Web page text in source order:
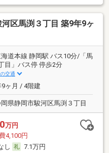
区馬渕３丁目 築9年9ヶ
道本線 静岡駅 バス10分/「馬
目」バス停 停歩2分
交通
ヶ月 / 4階建
県静岡市駿河区馬渕３丁目
万円
4,100円
し
7.1万円